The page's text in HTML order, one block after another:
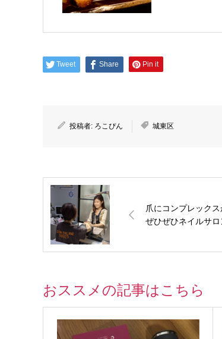
Tweet Share Pin it
投稿者: ろこぴん 城東区
爪にコンプレックス
ぜひぜひネイルサ
おススメの記事はこちら